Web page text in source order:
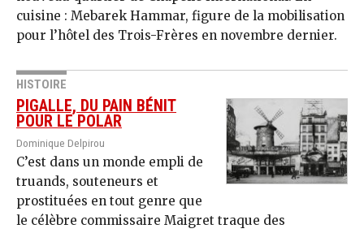
cuisine : Mebarek Hammar, figure de la mobilisation
pour l’hôtel des Trois-Frères en novembre dernier.
HISTOIRE
PIGALLE, DU PAIN BÉNIT
POUR LE POLAR
Dominique Delpirou
C’est dans un monde empli de
truands, souteneurs et
prostituées en tout genre que
le célèbre commissaire Maigret traque des